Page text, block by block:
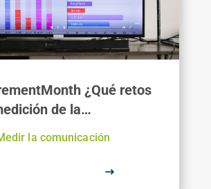
¿Qué retos
de la
en 2024?
la comunicación